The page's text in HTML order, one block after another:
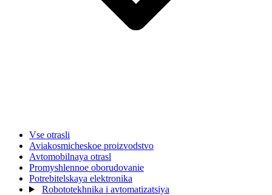
Vse otrasli
Aviakosmicheskoe proizvodstvo
Avtomobilnaya otrasl
Promyshlennoe oborudovanie
Potrebitelskaya elektronika
Robototekhnika i avtomatizatsiya